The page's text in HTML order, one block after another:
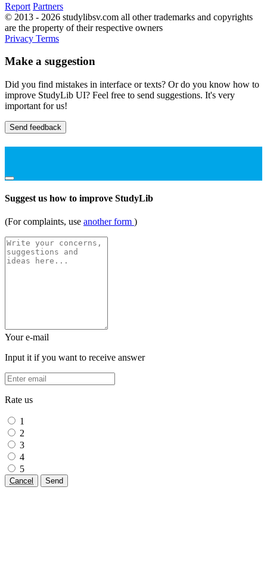
Report Partners
© 2013 - 2026 studylibsv.com all other trademarks and copyrights
are the property of their respective owners
Privacy Terms
Make a suggestion
Did you find mistakes in interface or texts? Or do you know how to
improve StudyLib UI? Feel free to send suggestions. It's very
important for us!
Send feedback
Suggest us how to improve StudyLib
(For complaints, use another form )
Your e-mail
Input it if you want to receive answer
Rate us
1
2
3
4
5
Cancel Send